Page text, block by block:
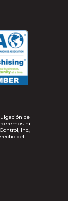
de
ni
Inc.,
del